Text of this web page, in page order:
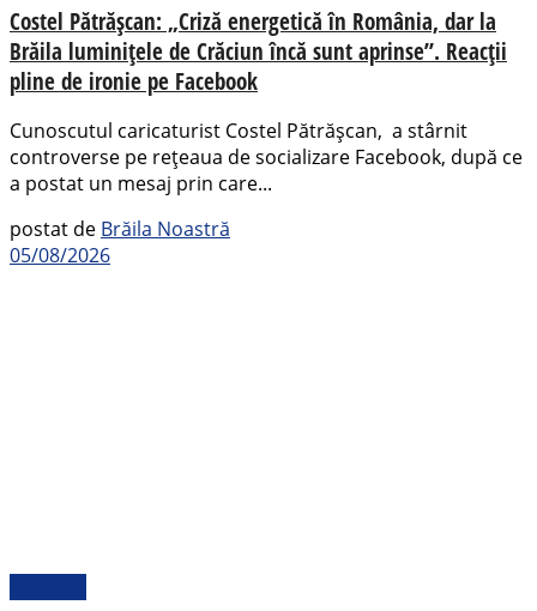
Costel Pătrășcan: „Criză energetică în România, dar la
Brăila luminițele de Crăciun încă sunt aprinse”. Reacții
pline de ironie pe Facebook
Cunoscutul caricaturist Costel Pătrășcan, a stârnit
controverse pe rețeaua de socializare Facebook, după ce
a postat un mesaj prin care...
postat de Brăila Noastră
05/08/2026